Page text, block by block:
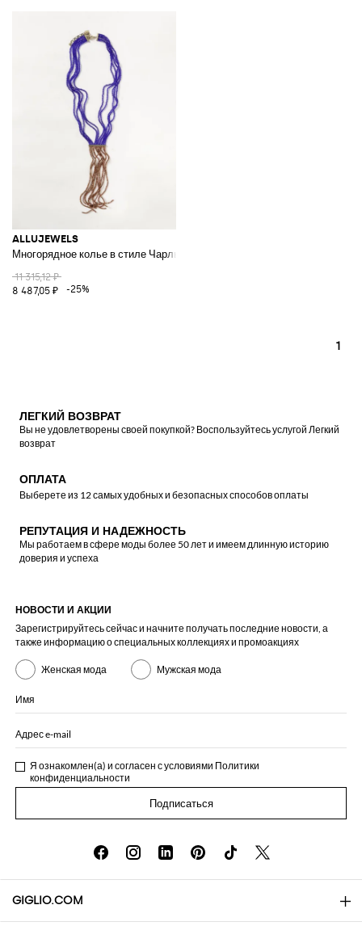
ALLUJEWELS
Многорядное колье в стиле Чарльстон с двухцветными бусинами из
11 315,12 ₽
8 487,05 ₽
-25%
1
ЛЕГКИЙ ВОЗВРАТ
Вы не удовлетворены своей покупкой? Воспользуйтесь услугой Легкий
возврат
ОПЛАТА
Выберете из 12 самых удобных и безопасных способов оплаты
РЕПУТАЦИЯ И НАДЕЖНОСТЬ
Мы работаем в сфере моды более 50 лет и имеем длинную историю
доверия и успеха
НОВОСТИ И АКЦИИ
Зарегистрируйтесь сейчас и начните получать последние новости, а
также информацию о специальных коллекциях и промоакциях
Женская мода Мужская мода
Имя
Адрес e-mail
Я ознакомлен(а) и согласен с условиями Политики
конфиденциальности
Подписаться
GIGLIO.COM